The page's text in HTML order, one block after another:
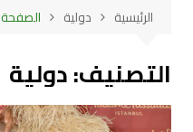
الرئيسية دولية الصفحة 31
التصنيف:دولية